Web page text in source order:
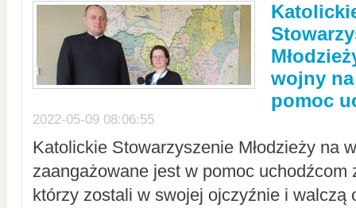
wojny
pomoc
2022-05-09 08:06:55
Katolickie Stowarzyszenie Młodzieży na
zaangażowane jest w pomoc uchodźcom
którzy zostali w swojej ojczyźnie i walczą